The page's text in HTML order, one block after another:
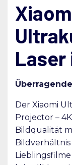
Laser
Der Xiaomi
Projector –
Bildqualität